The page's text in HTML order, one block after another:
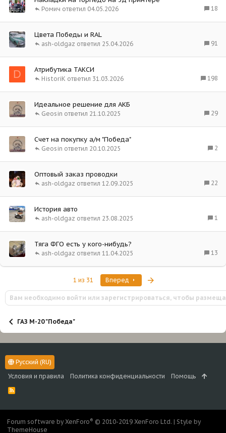
18
04.05.2026
Ромич
Цвета Победы и RAL
91
25.04.2026
ash-oldgaz
D Атрибутика ТАКСИ
198
31.03.2026
HistoriK
Идеальное решение для АКБ
29
21.10.2025
Geosin
Счет на покупку а/м "Победа"
2
20.10.2025
Geosin
Оптовый заказ проводки
22
12.09.2025
ash-oldgaz
История авто
1
23.08.2025
ash-oldgaz
Тяга ФГО есть у кого-нибудь?
13
11.04.2025
ash-oldgaz
1 из 31 Вперед
Вам необходимо войти или зарегистрироваться, чтобы
ГАЗ М-20 "Победа"
Русский (RU)
Условия и правила
Политика конфиденциальности Помощь
R
Forum software by XenForo® © 2010-2019 XenForo Ltd. | Style by
ThemeHouse